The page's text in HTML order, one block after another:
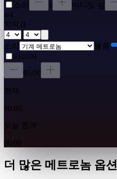
소리
1 마디 및 쉼
4/4
박자표
/
소리
볼륨
타이머
05:00
현재
00:00
오늘 합계
00:00
더 많은 메트로놈 옵션